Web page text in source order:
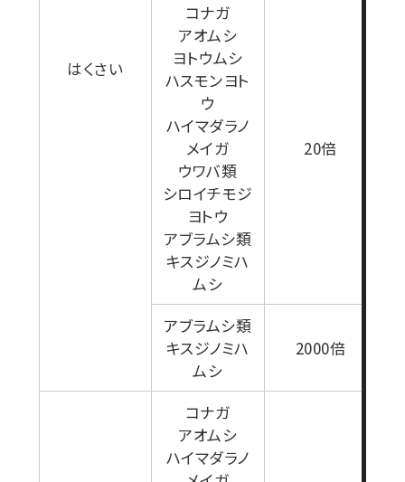
はくさい
コナガ
アオムシ
ヨトウムシ
ハスモンヨト
ウ
ハイマダラノ
メイガ
ウワバ類
シロイチモジ
ヨトウ
アブラムシ類
キスジノミハ
ムシ
20倍
アブラムシ類
キスジノミハ
ムシ
2000倍
コナガ
アオムシ
ハイマダラノ